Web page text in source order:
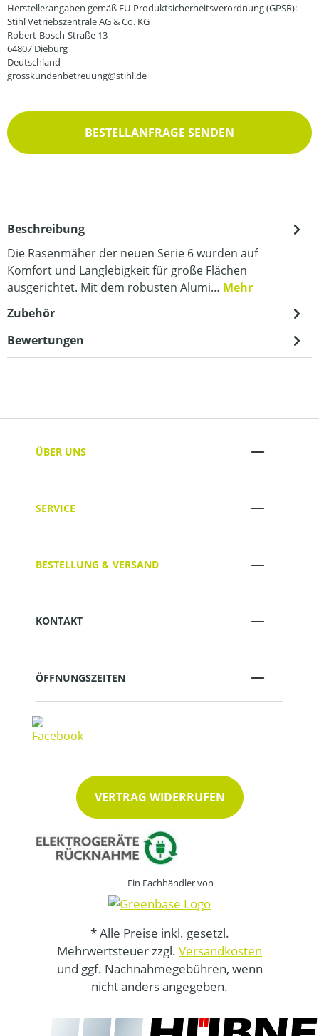
Herstellerangaben gemäß EU-Produktsicherheitsverordnung (GPSR):
Stihl Vetriebszentrale AG & Co. KG
Robert-Bosch-Straße 13
64807 Dieburg
Deutschland
grosskundenbetreuung@stihl.de
BESTELLANFRAGE SENDEN
Beschreibung
Die Rasenmäher der neuen Serie 6 wurden auf
Komfort und Langlebigkeit für große Flächen
ausgerichtet. Mit dem robusten Alumi… Mehr
Zubehör
Bewertungen
ÜBER UNS
SERVICE
BESTELLUNG & VERSAND
KONTAKT
ÖFFNUNGSZEITEN
VERTRAG WIDERRUFEN
Ein Fachhändler von
* Alle Preise inkl. gesetzl.
Mehrwertsteuer zzgl. Versandkosten
und ggf. Nachnahmegebühren, wenn
nicht anders angegeben.